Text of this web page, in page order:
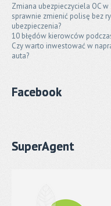
Zmiana ubezpieczyciela OC w
sprawnie zmienić polisę bez
ubezpieczenia?
10 błędów kierowców
Czy warto inwestować w
auta?
Facebook
SuperAgent